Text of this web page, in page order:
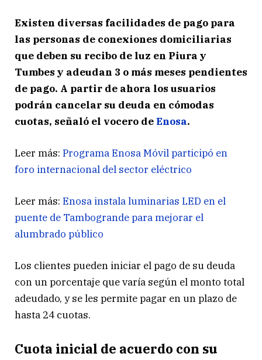
Existen diversas facilidades de pago para
las personas de conexiones domiciliarias
que deben su recibo de luz en Piura y
Tumbes y adeudan 3 o más meses pendientes
de pago. A partir de ahora los usuarios
podrán cancelar su deuda en cómodas
cuotas, señaló el vocero deEnosa.
Leer más: Programa Enosa Móvil participó en
foro internacional del sector eléctrico
Leer más: Enosa instala luminarias LED en el
puente de Tambogrande para mejorar el
alumbrado público
Los clientes pueden iniciar el pago de su deuda
con un porcentaje que varía según el monto total
adeudado, y se les permite pagar en un plazo de
hasta 24 cuotas.
Cuota inicial de acuerdo con su